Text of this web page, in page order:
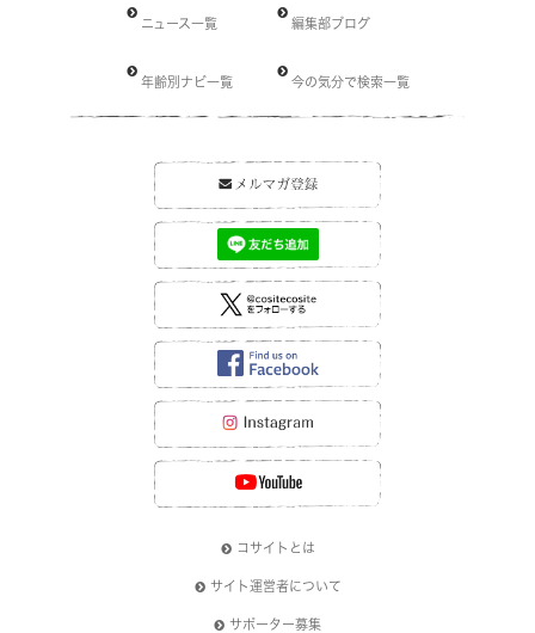
ニュース一覧 編集部ブログ
年齢別ナビ一覧 今の気分で検索一覧
コサイトとは
サイト運営者について
サポーター募集